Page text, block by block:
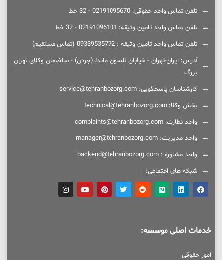
تلفن تماس واحد حقوقی: 02191095670 - 32 خط
تلفن تماس واحد تامین وثیقه: 02191096101 - 32 خط
تلفن تماس واحد تامین وثیقه : 09339535772 (تماس مستقیم)
آدرس: ایران-تهران - خیابان نلسون ماندلا(جردن) - ساختمان وکلای تهران
بزرگ
کارشناسان پاسخگویی: service@tehranbozorg.com
بخش وکلا: technical@tehranbozorg.com
واحد نظارت: complaints@tehranbozorg.com
واحد مدیریت: manager@tehranbozorg.com
واحد مشاوره : backend@tehranbozorg.com
شبکه های اجتماعی:
خدمات اصلی موسسه:
امور حقوقی